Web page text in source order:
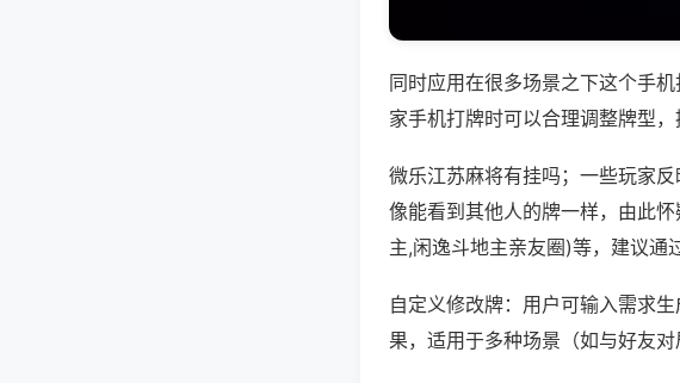
同时应用在很多场景之下这个手
家手机打牌时可以合理调整牌型
微乐江苏麻将有挂吗；一些玩家
像能看到其他人的牌一样，由此
主,闲逸斗地主亲友圈)等，建议通
自定义修改牌：用户可输入需求
果，适用于多种场景（如与好友